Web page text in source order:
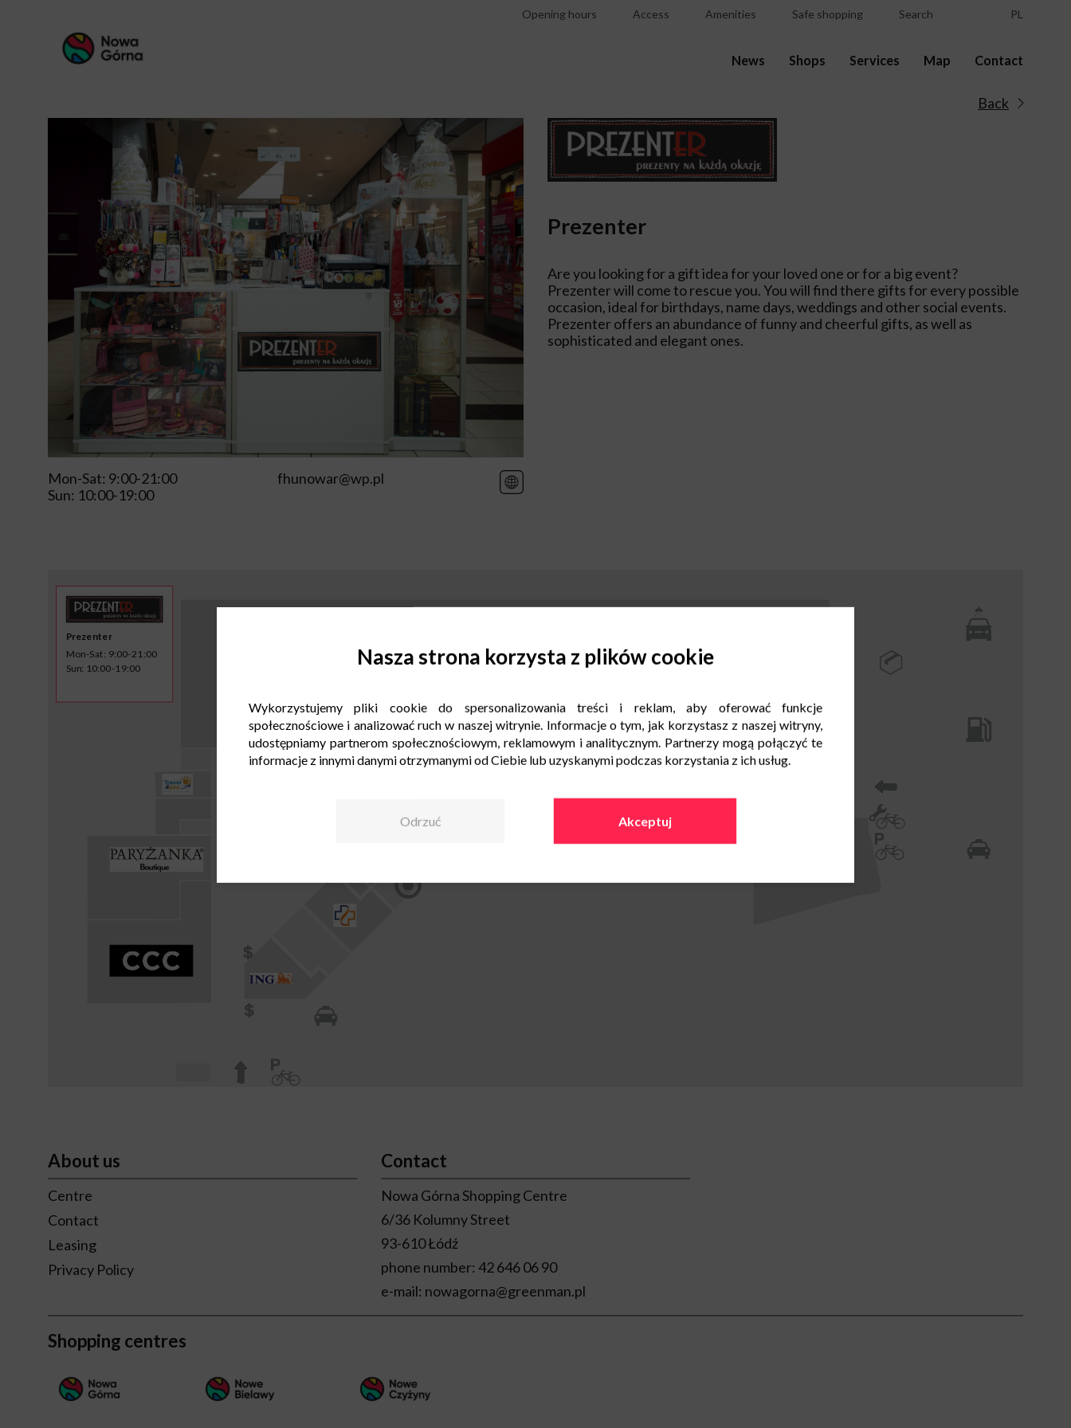
Opening hours Access Amenities Safe shopping Search PL
News Shops Services Map Contact
Back
Prezenter
Are you looking for a gift idea for your loved one or for a big event?
Prezenter will come to rescue you. You will find there gifts for every possible
occasion, ideal for birthdays, name days, weddings and other social events.
Prezenter offers an abundance of funny and cheerful gifts, as well as
sophisticated and elegant ones.
Mon-Sat: 9:00-21:00
Sun: 10:00-19:00
fhunowar@wp.pl
Prezenter
Mon-Sat: 9:00-21:00
Sun: 10:00-19:00
About us
Centre
Contact
Leasing
Privacy Policy
Contact
Nowa Górna Shopping Centre
6/36 Kolumny Street
93-610 Łódź
phone number: 42 646 06 90
e-mail: nowagorna@greenman.pl
Shopping centres
Nasza strona korzysta z plików cookie
Wykorzystujemy pliki cookie do spersonalizowania treści i reklam, aby oferować funkcje
społecznościowe i analizować ruch w naszej witrynie. Informacje o tym, jak korzystasz z naszej witryny,
udostępniamy partnerom społecznościowym, reklamowym i analitycznym. Partnerzy mogą połączyć te
informacje z innymi danymi otrzymanymi od Ciebie lub uzyskanymi podczas korzystania z ich usług.
Odrzuć Akceptuj